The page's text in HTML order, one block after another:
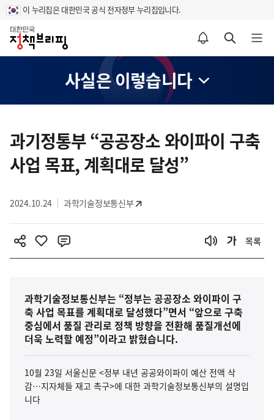
이 누리집은 대한민국 공식 전자정부 누리집입니다.
홈
알림설정 바로가기 검색 바로가기 메뉴 열기
사실은 이렇습니다
텐
츠
영
과기정통부 “공공장소 와이파이 구축
사업 목표, 계획대로 달성”
2024.10.24 과학기술정보통신부
목록
과학기술정보통신부는 “정부는 공공장소 와이파이 구
축 사업 목표를 계획대로 달성했다”면서 “앞으로 구축
중심에서 품질 관리로 정책 방향을 전환해 품질개선에
더욱 노력할 예정”이라고 밝혔습니다.
10월 23일 서울신문 <정부 내년 공공와이파이 예산 전액 삭
감…지자체들 재고 촉구>에 대한 과학기술정보통신부의 설명입
니다